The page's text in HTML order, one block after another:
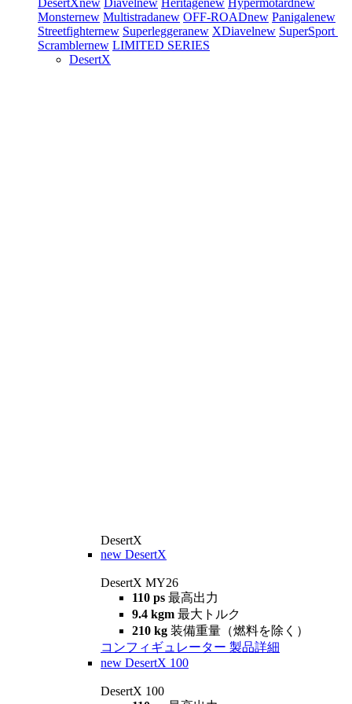
DesertXnew Diavelnew Heritagenew Hypermotardnew
Monsternew Multistradanew OFF-ROADnew Panigalenew
Streetfighternew Superleggeranew XDiavelnew SuperSport
Scramblernew LIMITED SERIES
DesertX
DesertX
new DesertX
DesertX MY26
110 ps 最高出力
9.4 kgm 最大トルク
210 kg 装備重量（燃料を除く）
コンフィギュレーター 製品詳細
new DesertX 100
DesertX 100